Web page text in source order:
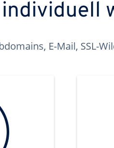
E-Mail, SSL-